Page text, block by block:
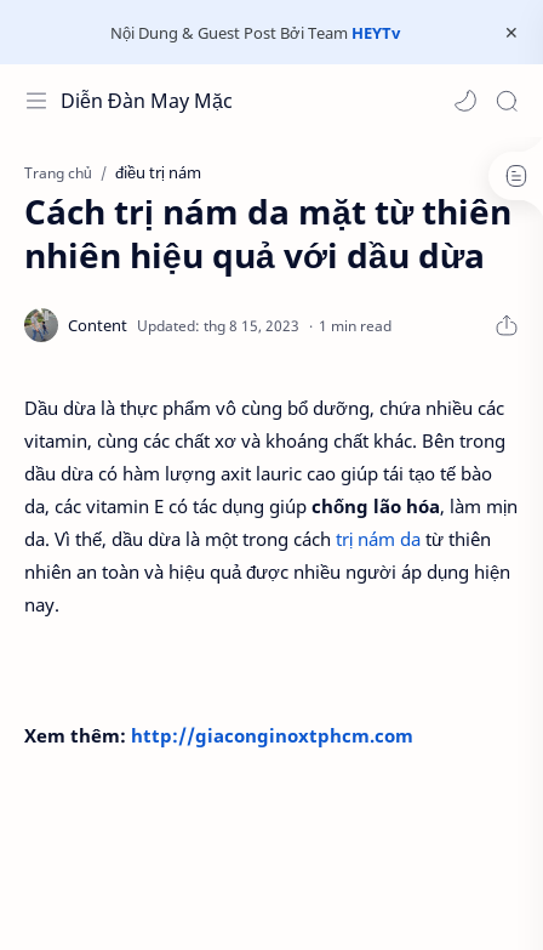
Nội Dung & Guest Post Bởi Team HEYTv
Diễn Đàn May Mặc
Trang chủ điều trị nám
Cách trị nám da mặt từ thiên
nhiên hiệu quả với dầu dừa
1 min read
Dầu dừa là thực phẩm vô cùng bổ dưỡng, chứa nhiều các
vitamin, cùng các chất xơ và khoáng chất khác. Bên trong
dầu dừa có hàm lượng axit lauric cao giúp tái tạo tế bào
da, các vitamin E có tác dụng giúp chống lão hóa, làm mịn
da. Vì thế, dầu dừa là một trong cách trị nám da từ thiên
nhiên an toàn và hiệu quả được nhiều người áp dụng hiện
nay.
Xem thêm: http://giaconginoxtphcm.com